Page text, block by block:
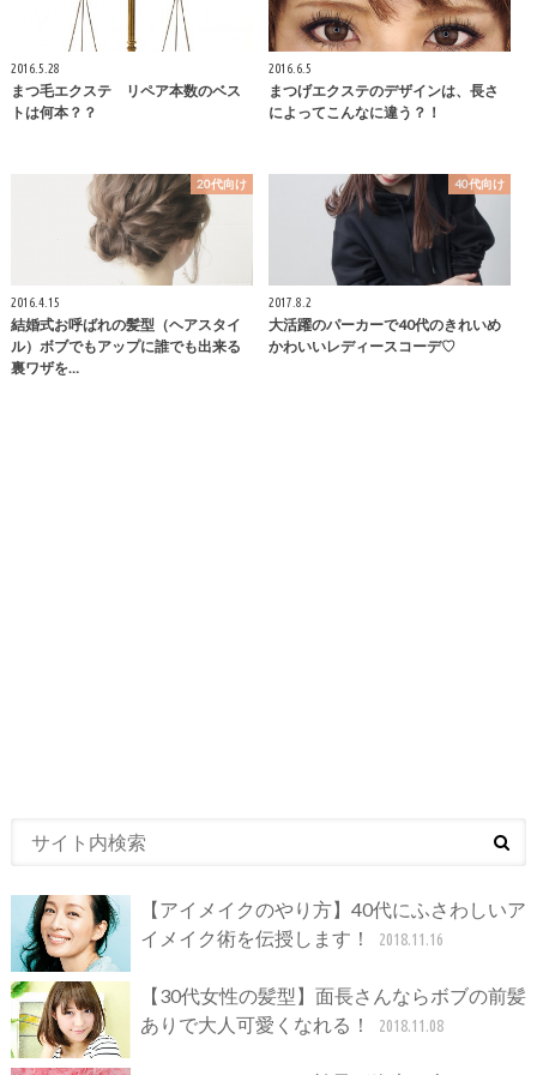
2016.5.28
まつ毛エクステ リペア本数のベス
トは何本？？
2016.6.5
まつげエクステのデザインは、長さ
によってこんなに違う？！
20代向け
2016.4.15
結婚式お呼ばれの髪型（ヘアスタイ
ル）ボブでもアップに誰でも出来る
裏ワザを…
40代向け
2017.8.2
大活躍のパーカーで40代のきれいめ
かわいいレディースコーデ♡
【アイメイクのやり方】40代にふさわしいア
イメイク術を伝授します！
2018.11.16
【30代女性の髪型】面長さんならボブの前髪
ありで大人可愛くなれる！
2018.11.08